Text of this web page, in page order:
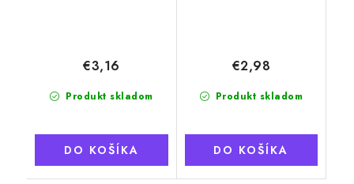
Produkt skladom
€3,16
DO KOŠÍKA
Produkt skladom
€2,98
DO KOŠÍKA